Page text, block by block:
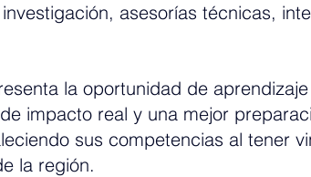
asesorías técnicas,
la oportunidad de
impacto real y una mejor
sus competencias al tener
la región.